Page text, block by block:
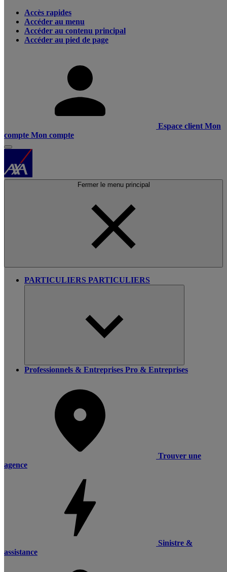
Accès rapides
Accéder au menu
Accéder au contenu principal
Accéder au pied de page
Espace client Mon
compte Mon compte
Fermer le menu principal
PARTICULIERS PARTICULIERS
Professionnels & Entreprises Pro & Entreprises
Trouver une
agence
Sinistre &
assistance